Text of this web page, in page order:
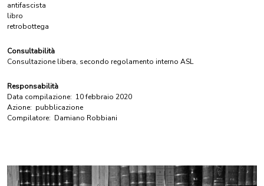
antifascista
libro
retrobottega
Consultabilità
Consultazione libera, secondo regolamento interno ASL
Responsabilità
Data compilazione: 10 febbraio 2020
Azione: pubblicazione
Compilatore: Damiano Robbiani